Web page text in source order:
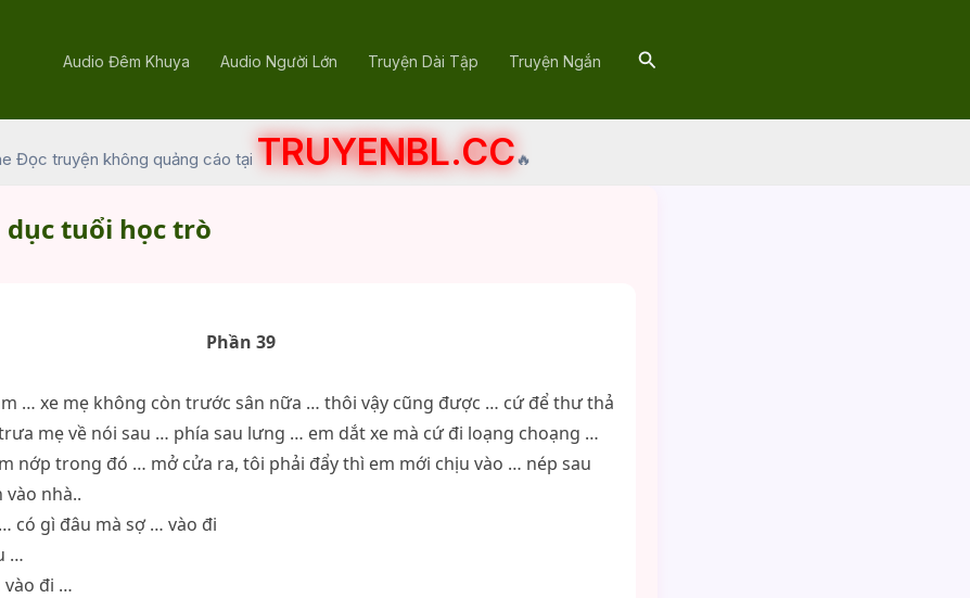
Audio Đêm Khuya Audio Người Lớn Truyện Dài Tập Truyện Ngắn Search
Đọc truyện không quảng cáo tại TRUYENBL.CC🔥
dục tuổi học trò
Phần 39
… xe mẹ không còn trước sân nữa … thôi vậy cũng được … cứ để thư thả
mẹ về nói sau … phía sau lưng … em dắt xe mà cứ đi loạng choạng …
nớp trong đó … mở cửa ra, tôi phải đẩy thì em mới chịu vào … nép sau
nhà..
có gì đâu mà sợ … vào đi
…
vào đi …